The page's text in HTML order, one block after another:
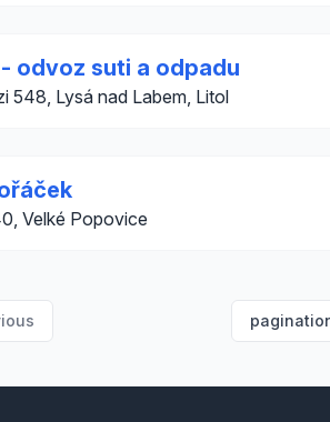
odvoz suti a odpadu
548, Lysá nad Labem, Litol
Velké Popovice